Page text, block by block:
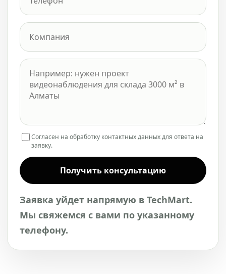
Согласен на обработку контактных данных для ответа на
заявку.
Получить консультацию
Заявка уйдет напрямую в TechMart.
Мы свяжемся с вами по указанному
телефону.